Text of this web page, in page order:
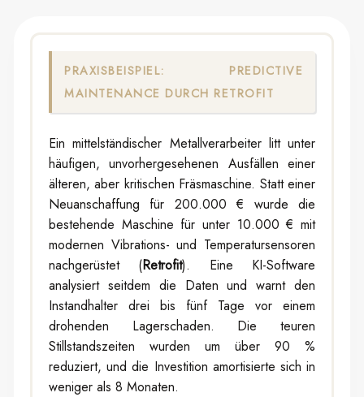
PRAXISBEISPIEL: PREDICTIVE
MAINTENANCE DURCH RETROFIT
Ein mittelständischer Metallverarbeiter litt unter
häufigen, unvorhergesehenen Ausfällen einer
älteren, aber kritischen Fräsmaschine. Statt einer
Neuanschaffung für 200.000 € wurde die
bestehende Maschine für unter 10.000 € mit
modernen Vibrations- und Temperatursensoren
nachgerüstet (Retrofit). Eine KI-Software
analysiert seitdem die Daten und warnt den
Instandhalter drei bis fünf Tage vor einem
drohenden Lagerschaden. Die teuren
Stillstandszeiten wurden um über 90 %
reduziert, und die Investition amortisierte sich in
weniger als 8 Monaten.